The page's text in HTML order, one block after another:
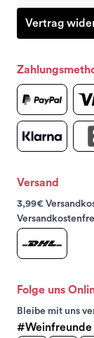
Vertrag
Versand
3,99€
Folge uns
Bleibe mit uns
#Weinfreunde